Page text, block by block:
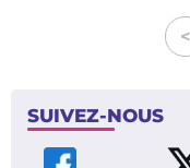
<
SUIVEZ-NOUS